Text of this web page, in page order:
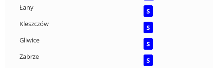
Łany
S
Kleszczów
S
Gliwice
S
Zabrze
S